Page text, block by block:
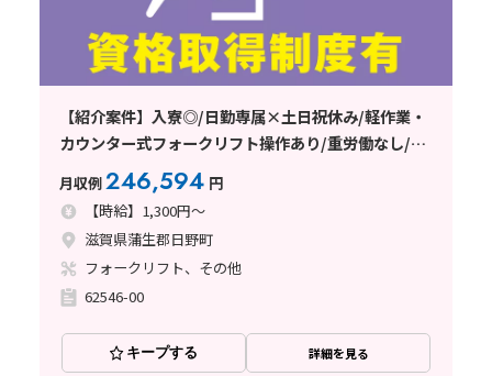
【紹介案件】入寮◎/日勤専属×土日祝休み/軽作業・
カウンター式フォークリフト操作あり/重労働なし/週
払い制度あり/未経験者歓迎♪
月収例246,594 円
【時給】1,300円～
滋賀県蒲生郡日野町
フォークリフト、その他
62546-00
キープする 詳細を見る